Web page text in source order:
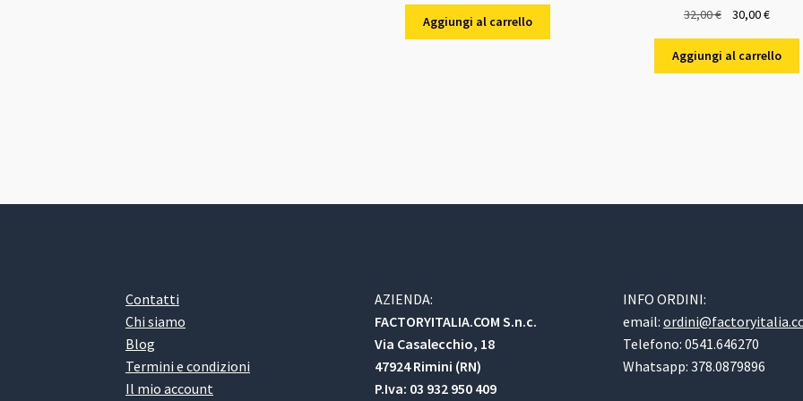
Aggiungi al carrello 32,00€
originale
era:
30,00€Il
attuale
è:
Aggiungi al carrello
Contatti
Chi siamo
Blog
Termini e condizioni
Il mio account
AZIENDA:
FACTORYITALIA.COM S.n.c.
Via Casalecchio, 18
47924 Rimini (RN)
P.Iva: 03 932 950 409
INFO ORDINI:
email:
Telefono: 0541.646270
Whatsapp: 378.0879896